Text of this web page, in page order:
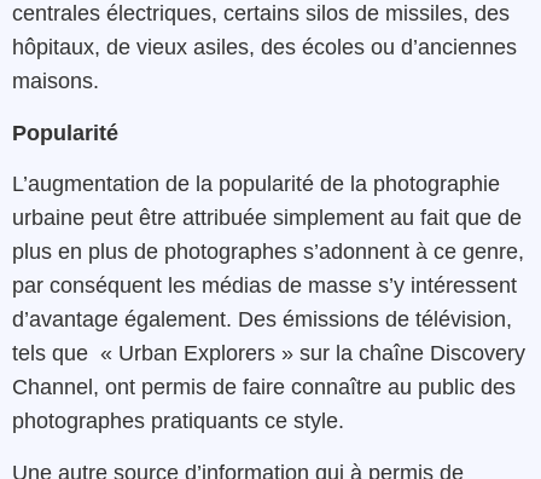
centrales électriques, certains silos de missiles, des
hôpitaux, de vieux asiles, des écoles ou d’anciennes
maisons.
Popularité
L’augmentation de la popularité de la photographie
urbaine peut être attribuée simplement au fait que de
plus en plus de photographes s’adonnent à ce genre,
par conséquent les médias de masse s’y intéressent
d’avantage également. Des émissions de télévision,
tels que « Urban Explorers » sur la chaîne Discovery
Channel , ont permis de faire connaître au public des
photographes pratiquants ce style.
Une autre source d’information qui à permis de